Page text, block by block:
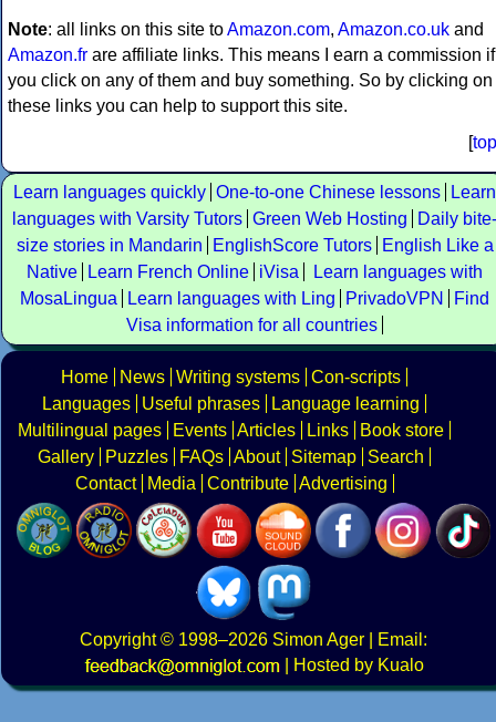
Note: all links on this site toAmazon.com, Amazon.co.uk and
Amazon.fr are affiliate links. This means I earn a commission if
you click on any of them and buy something. So by clicking on
these links you can help to support this site.
[top
Learn languages quickly One-to-one Chinese lessons
Learn
languages with Varsity Tutors Green Web Hosting
Daily bite-
size stories in Mandarin
EnglishScore Tutors
English Like a
Native
Learn French Online iVisa
Learn languages with
MosaLingua
Learn languages with Ling PrivadoVPN
Find
Visa information for all countries
Home News Writing systems Con-scripts
Languages
Useful phrases
Language learning
Multilingual pages
Events Articles Links
Book store
Gallery
Puzzles FAQs About Sitemap
Search
Contact
Media Contribute Advertising
Copyright© 1998–2026 Simon Ager | Email:
|
Hosted by Kualo